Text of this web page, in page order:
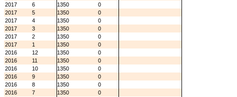
2017
6 1350
0
2017
5 1350
0
2017
4 1350
0
2017
3 1350
0
2017
2 1350
0
2017
1 1350
0
2016
12 1350
0
2016
11 1350
0
2016
10 1350
0
2016
9 1350
0
2016
8 1350
0
2016
7 1350
0